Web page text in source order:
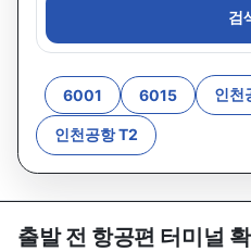
검
6001 6015 인천
인천공항 T2
출발 전 항공편 터미널